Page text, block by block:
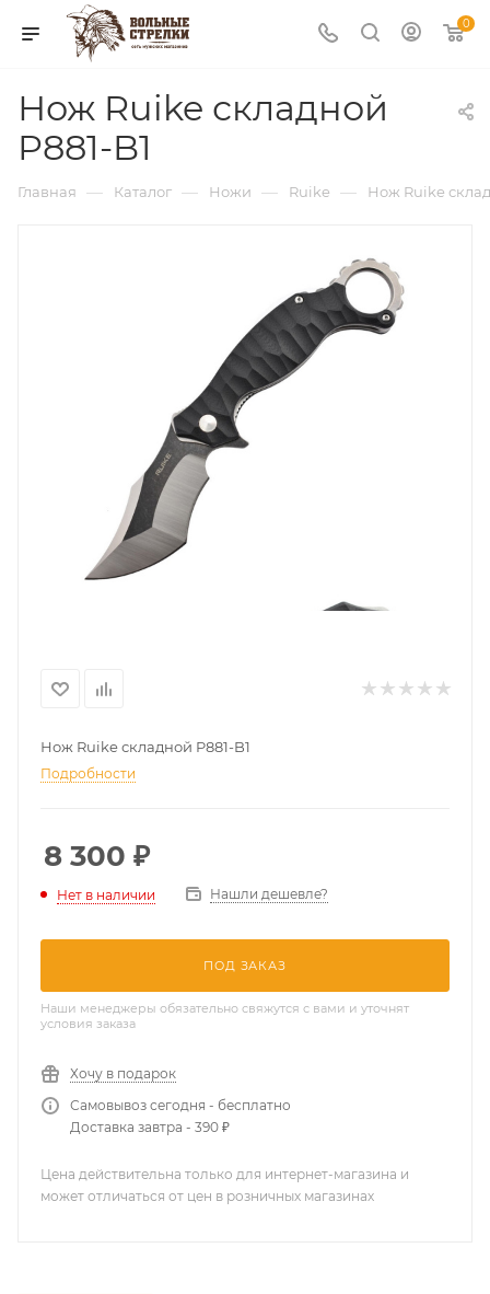
0
Нож Ruike складной
P881-B1
Главная — Каталог — Ножи — Ruike — Нож Ruike
Нож Ruike складной P881-B1
Подробности
8 300 ₽
Нет в наличии Нашли дешевле?
ПОД ЗАКАЗ
Наши менеджеры обязательно свяжутся с вами и уточнят
условия заказа
Хочу в подарок
Самовывоз сегодня - бесплатно
Доставка завтра - 390 ₽
Цена действительна только для интернет-магазина и
может отличаться от цен в розничных магазинах